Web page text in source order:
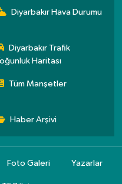
Diyarbakır Hava Durumu
Diyarbakır Trafik
Haritası
Tüm Manşetler
Haber Arşivi
Foto Galeri Yazarlar